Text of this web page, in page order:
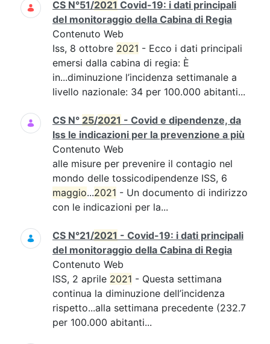
CS N°51/2021 Covid-19: i dati principali
del monitoraggio della Cabina di Regia
Contenuto Web
Iss, 8 ottobre 2021 - Ecco i dati principali
emersi dalla cabina di regia: È
in...diminuzione l’incidenza settimanale a
livello nazionale: 34 per 100.000 abitanti...
CS N° 25/2021 - Covid e dipendenze, da
Iss le indicazioni per la prevenzione a più
Contenuto Web
alle misure per prevenire il contagio nel
mondo delle tossicodipendenze ISS, 6
maggio...2021 - Un documento di indirizzo
con le indicazioni per la...
CS N°21/2021 - Covid-19: i dati principali
del monitoraggio della Cabina di Regia
Contenuto Web
ISS, 2 aprile 2021 - Questa settimana
continua la diminuzione dell’incidenza
rispetto...alla settimana precedente (232.7
per 100.000 abitanti...